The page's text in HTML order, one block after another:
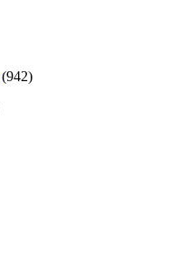
(942)